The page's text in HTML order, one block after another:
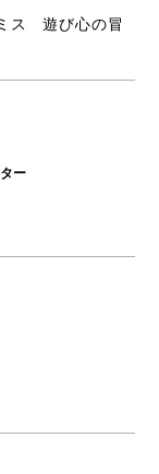
ス 遊び心の冒
ー